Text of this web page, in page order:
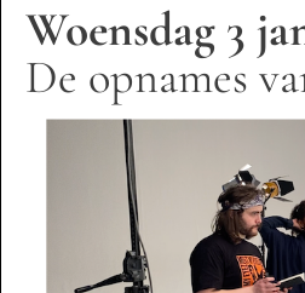
Woensdag 3
De opnames